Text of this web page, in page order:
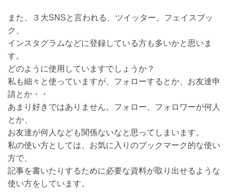
また、３大SNSと言われる、ツイッター、フェイスブッ
ク、
インスタグラムなどに登録している方も多いかと思いま
す。
どのように使用していますでしょうか？
私も細々と使っていますが、フォローするとか、お友達申
請とか・・
あまり好きではありません。フォロー、フォロワーが何人
とか、
お友達が何人なども関係ないなと思ってしまいます。
私の使い方としては、お気に入りのブックマーク的な使い
方で、
記事を書いたりするために必要な資料が取り出せるような
使い方をしています。